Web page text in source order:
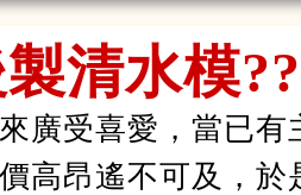
清水模??
廣受喜愛，當已有
高昂遙不可及，於